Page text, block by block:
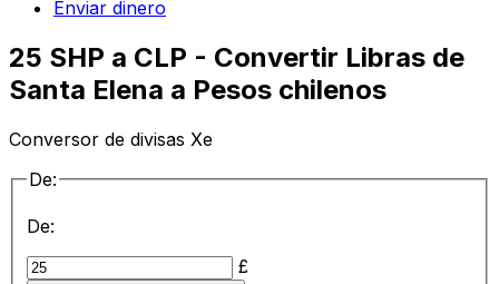
Enviar dinero
25 SHP a CLP - Convertir Libras de
Santa Elena a Pesos chilenos
Conversor de divisas Xe
De:
De:
£